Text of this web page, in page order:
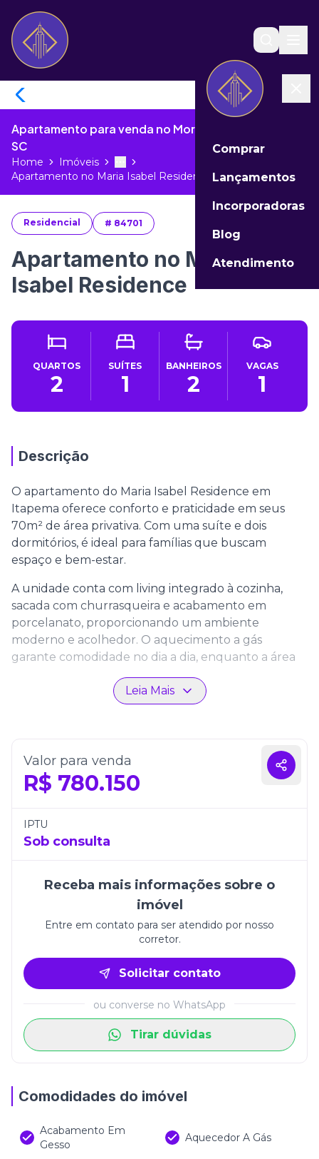
Comprar
Lançamentos
Incorporadoras
Blog
Atendimento
Apartamento para venda no Morretes de Itapema -
SC
Home Imóveis More
Toggle menu
Apartamento no Maria Isabel Residen...
Residencial # 84701
Apartamento no Maria
Isabel Residence
QUARTOS
2
SUÍTES
1
BANHEIROS
2
VAGAS
1
Descrição
O apartamento do Maria Isabel Residence em
Itapema oferece conforto e praticidade em seus
70m² de área privativa. Com uma suíte e dois
dormitórios, é ideal para famílias que buscam
espaço e bem-estar.
A unidade conta com living integrado à cozinha,
sacada com churrasqueira e acabamento em
porcelanato, proporcionando um ambiente
moderno e acolhedor. O aquecimento a gás
garante comodidade no dia a dia, enquanto a área
de serviço agrega funcionalidade.
Com uma vaga de garagem, segurança e interfone,
para morar perto da praia e desfrutar de tudo o que
Itapema tem a oferecer.
Leia Mais
Valor para venda
R$ 780.150
IPTU
Sob consulta
Receba mais informações sobre o
imóvel
Entre em contato para ser atendido por nosso
corretor.
Solicitar contato
ou converse no WhatsApp
Tirar dúvidas
Comodidades do imóvel
Acabamento Em
Gesso
Aquecedor A Gás